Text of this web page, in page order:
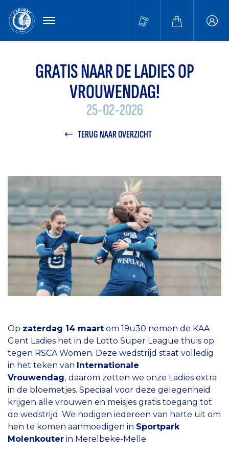
MENU
GRATIS NAAR DE LADIES OP
VROUWENDAG!
25-02-2026
TERUG NAAR OVERZICHT
Op zaterdag 14 maart om 19u30 nemen de KAA
Gent Ladies het in de Lotto Super League thuis op
tegen RSCA Women. Deze wedstrijd staat volledig
in het teken van Internationale
Vrouwendag, daarom zetten we onze Ladies extra
in de bloemetjes. Speciaal voor deze gelegenheid
krijgen alle vrouwen en meisjes gratis toegang tot
de wedstrijd. We nodigen iedereen van harte uit om
hen te komen aanmoedigen in Sportpark
Molenkouter in Merelbeke-Melle.